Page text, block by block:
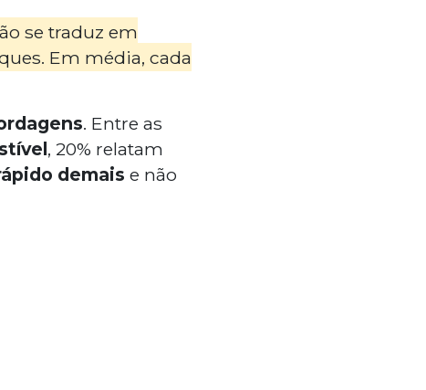
se traduz em
Em média, cada
. Entre as
, 20% relatam
demais e não